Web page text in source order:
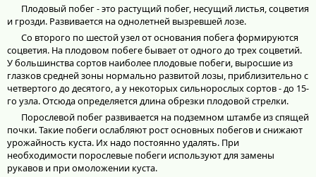
Плодовый побег - это растущий побег, несущий листья, соцветия
и грозди. Развивается на однолетней вызревшей лозе.
Со второго по шестой узел от основания побега формируются
соцветия. На плодовом побеге бывает от одного до трех соцветий.
У большинства сортов наиболее плодовые побеги, выросшие из
глазков средней зоны нормально развитой лозы, приблизительно с
четвертого до десятого, а у некоторых сильнорослых сортов - до 15-
го узла. Отсюда определяется длина обрезки плодовой стрелки.
Порослевой побег развивается на подземном штамбе из спящей
почки. Такие побеги ослабляют рост основных побегов и снижают
урожайность куста. Их надо постоянно удалять. При
необходимости порослевые побеги используют для замены
рукавов и при омоложении куста.